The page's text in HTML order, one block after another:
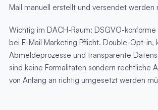
Mail manuell erstellt und versendet werden
Wichtig im DACH-Raum: DSGVO-
bei E-Mail Marketing Pflicht. Double-Opt-in,
Abmeldeprozesse und transparente
sind keine Formalitäten sondern rechtliche
von Anfang an richtig umgesetzt werden